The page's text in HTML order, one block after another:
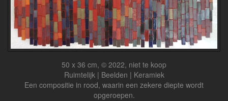
50 x 36 cm, © 2022, niet te koop
Ruimtelijk | Beelden | Keramiek
Een compositie in rood, waarin een zekere diepte wordt
opgeroepen.